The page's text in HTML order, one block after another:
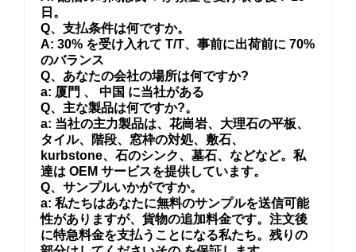
日。
Q、支払条件は何ですか。
A: 30% を受け入れて T/T、事前に出荷前に 70%
のバランス
Q、あなたの会社の場所は何ですか?
a: 厦門 、 中国 に当社がある
Q、主な製品は何ですか?。
a: 当社の主力製品は、花崗岩、大理石の平板、
タイル、階段、窓枠の対処、敷石、
kurbstone、石のシンク、墓石、などなど。私
達は OEM サービスを提供しています。
Q、サンプルいかがですか。
a: 私たちはあなたに無料のサンプルを送信可能
性がありますが、貨物の追加料金です。注文後
に特急料金を支払うことになる私たち。残りの